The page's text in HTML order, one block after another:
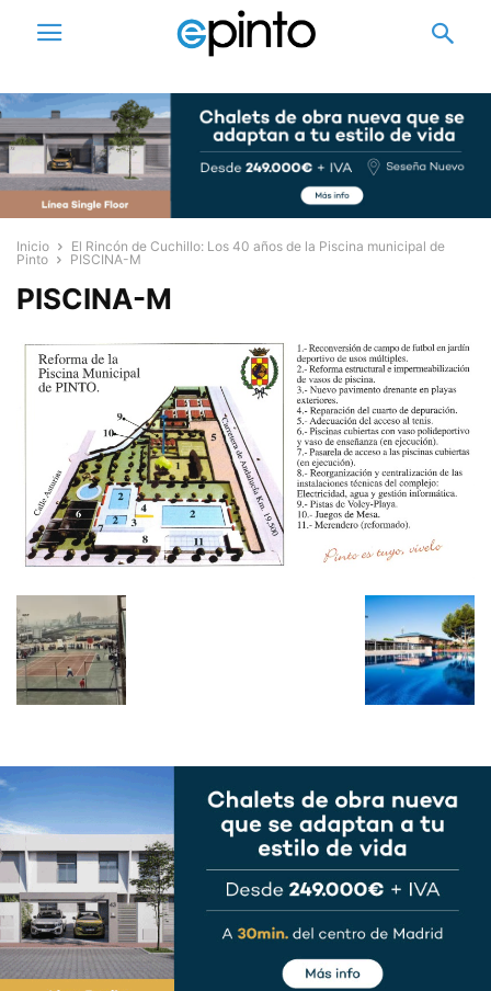
Inicio
El Rincón de Cuchillo: Los 40 años de la Piscina municipal de
Pinto
PISCINA-M
PISCINA-M